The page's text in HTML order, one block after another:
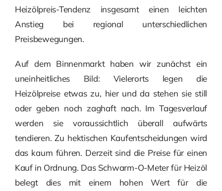
Heizölpreis-Tendenz insgesamt einen leichten
Anstieg bei regional unterschiedlichen
Preisbewegungen.
Auf dem Binnenmarkt haben wir zunächst ein
uneinheitliches Bild: Vielerorts legen die
Heizölpreise etwas zu, hier und da stehen sie still
oder geben noch zaghaft nach. Im Tagesverlauf
werden sie voraussichtlich überall aufwärts
tendieren. Zu hektischen Kaufentscheidungen wird
das kaum führen. Derzeit sind die Preise für einen
Kauf in Ordnung. Das Schwarm-O-Meter für Heizöl
belegt dies mit einem hohen Wert für die